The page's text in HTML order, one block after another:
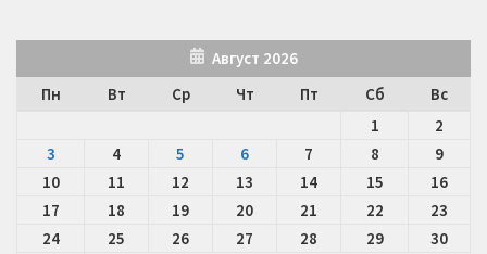
Август 2026
Пн
Вт Ср Чт Пт Сб
Вс
1
2
3
4 5 6 7 8
9
10
11 12 13 14 15
16
17
18 19 20 21 22
23
24
25 26 27 28 29
30